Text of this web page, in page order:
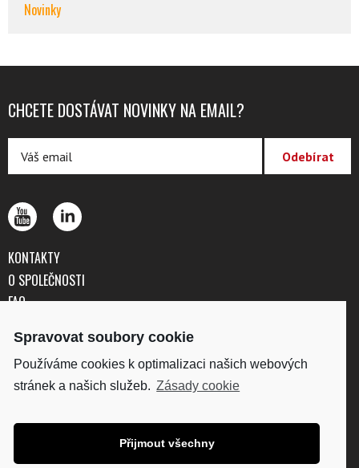
Novinky
CHCETE DOSTÁVAT NOVINKY NA EMAIL?
KONTAKTY
O SPOLEČNOSTI
FAQ
OCHRANA OSOBNÍCH ÚDAJŮ
DISKUS, spol. s r.o.
DIČ: CZ41195183
Fakturační adresa:
Spravovat soubory cookie
Používáme cookies k optimalizaci našich webových
stránek a našich služeb. Zásady cookie
Přijmout všechny